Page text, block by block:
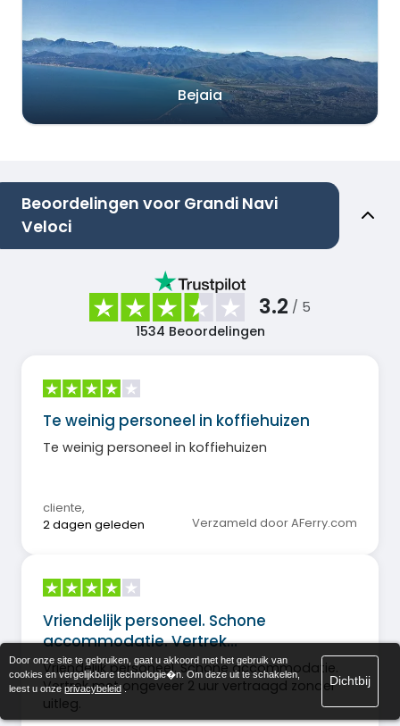
Bejaia
Beoordelingen voor Grandi Navi
Veloci
3.2 / 5
1534 Beoordelingen
Te weinig personeel in koffiehuizen
Te weinig personeel in koffiehuizen
cliente,
2 dagen geleden
Verzameld door AFerry.com
Vriendelijk personeel. Schone
accommodatie. Vertrek…
Vriendelijk personeel. Schone accommodatie.
Vertrek met ongeveer 2 uur vertraagd zonder
uitleg.
Door onze site te gebruiken, gaat u akkoord met het gebruik van
cookies en vergelijkbare technologie�n. Om deze uit te schakelen,
leest u onzeprivacybeleid.
Dichtbij